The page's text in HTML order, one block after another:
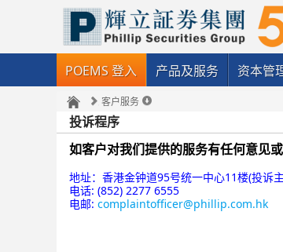
POEMS 登入 产品及服务 资本管
客户服务
投诉程序
如客户对我们提供的服务有任何意见
地址：香港金钟道95号统一中心11楼(投诉
电话: (852) 2277 6555
电邮: complaintofficer@phillip.com.hk